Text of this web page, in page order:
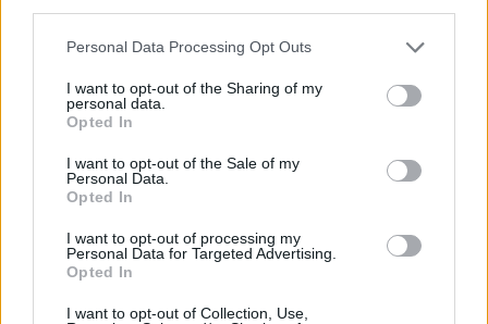
Please note that this website/app uses one or more Google
not limited to your visit or usage behaviour. You may click to
grant or deny consent to Google and its third-party tags to
use your data for below specified purposes in below Google
consent section.
Personal Data Processing Opt Outs
I want to opt-out of the Sharing of my
personal data.
Opted In
I want to opt-out of the Sale of my
Personal Data.
Opted In
I want to opt-out of processing my
Personal Data for Targeted Advertising.
Opted In
I want to opt-out of Collection, Use,
méltatta Lászlóffy Csaba munkásságát
Forrás: MTI
Erdély Gyász Betegség Költészet
Magyar Művészeti
Akadémia